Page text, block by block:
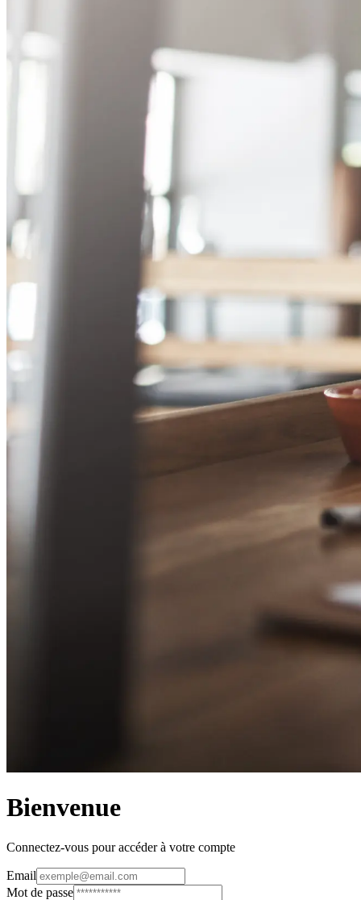
Bienvenue
Connectez-vous pour accéder à votre compte
Email
Mot de passe